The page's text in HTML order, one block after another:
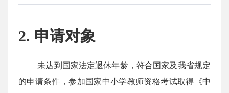
2. 申请对象
未达到国家法定退休年龄，符合国家及我省规定
的申请条件，参加国家中小学教师资格考试取得《中